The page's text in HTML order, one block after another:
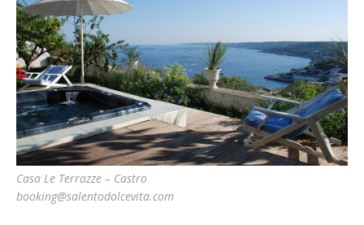
Casa Le Terrazze – Castro
booking@salentodolcevita.com